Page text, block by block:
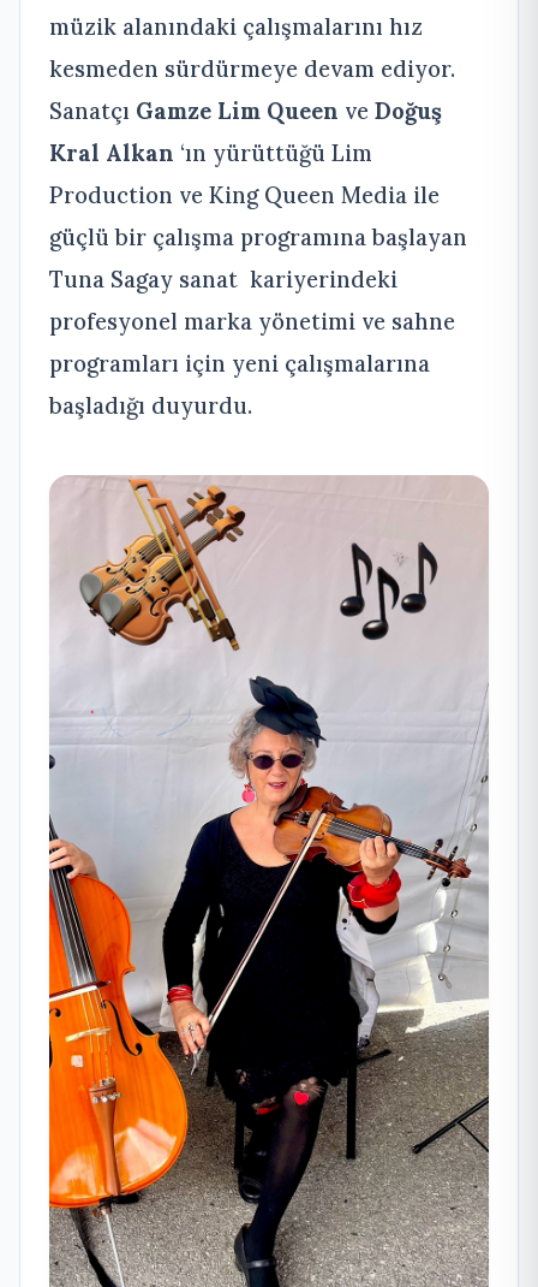
müzik alanındaki çalışmalarını hız
kesmeden sürdürmeye devam ediyor.
Sanatçı Gamze Lim Queen ve Doğuş
Kral Alkan ‘ın yürüttüğü Lim
Production ve King Queen Media ile
güçlü bir çalışma programına başlayan
Tuna Sagay sanat kariyerindeki
profesyonel marka yönetimi ve sahne
programları için yeni çalışmalarına
başladığı duyurdu.